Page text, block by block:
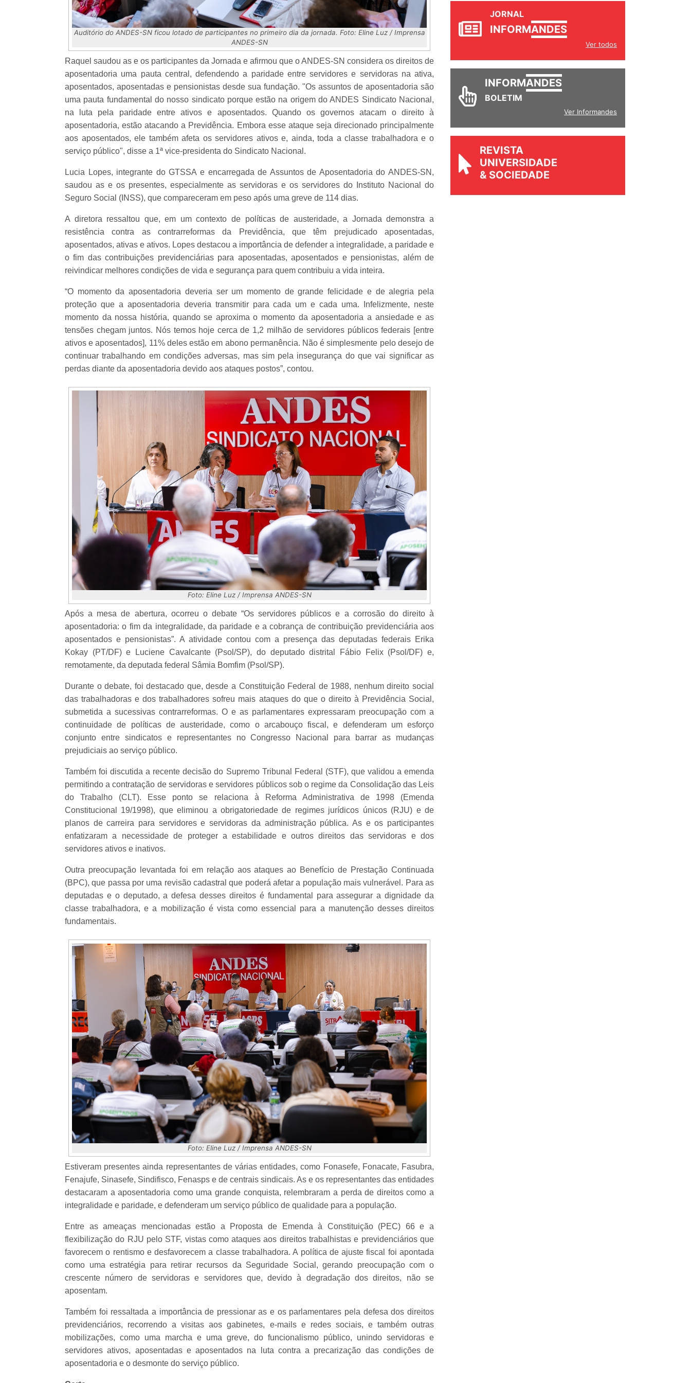
Auditório do ANDES-SN ficou lotado de participantes no primeiro dia da jornada. Foto: Eline Luz / Imprensa
ANDES-SN
Raquel saudou as e os participantes da Jornada e afirmou que o ANDES-SN considera os direitos de
aposentadoria uma pauta central, defendendo a paridade entre servidores e servidoras na ativa,
aposentados, aposentadas e pensionistas desde sua fundação. "Os assuntos de aposentadoria são
uma pauta fundamental do nosso sindicato porque estão na origem do ANDES Sindicato Nacional,
na luta pela paridade entre ativos e aposentados. Quando os governos atacam o direito à
aposentadoria, estão atacando a Previdência. Embora esse ataque seja direcionado principalmente
aos aposentados, ele também afeta os servidores ativos e, ainda, toda a classe trabalhadora e o
serviço público", disse a 1ª vice-presidenta do Sindicato Nacional.
Lucia Lopes, integrante do GTSSA e encarregada de Assuntos de Aposentadoria do ANDES-SN,
saudou as e os presentes, especialmente as servidoras e os servidores do Instituto Nacional do
Seguro Social (INSS), que compareceram em peso após uma greve de 114 dias.
A diretora ressaltou que, em um contexto de políticas de austeridade, a Jornada demonstra a
resistência contra as contrarreformas da Previdência, que têm prejudicado aposentadas,
aposentados, ativas e ativos. Lopes destacou a importância de defender a integralidade, a paridade e
o fim das contribuições previdenciárias para aposentadas, aposentados e pensionistas, além de
reivindicar melhores condições de vida e segurança para quem contribuiu a vida inteira.
“O momento da aposentadoria deveria ser um momento de grande felicidade e de alegria pela
proteção que a aposentadoria deveria transmitir para cada um e cada uma. Infelizmente, neste
momento da nossa história, quando se aproxima o momento da aposentadoria a ansiedade e as
tensões chegam juntos. Nós temos hoje cerca de 1,2 milhão de servidores públicos federais [entre
ativos e aposentados], 11% deles estão em abono permanência. Não é simplesmente pelo desejo de
continuar trabalhando em condições adversas, mas sim pela insegurança do que vai significar as
perdas diante da aposentadoria devido aos ataques postos”, contou.
Foto: Eline Luz / Imprensa ANDES-SN
Após a mesa de abertura, ocorreu o debate “Os servidores públicos e a corrosão do direito à
aposentadoria: o fim da integralidade, da paridade e a cobrança de contribuição previdenciária aos
aposentados e pensionistas”. A atividade contou com a presença das deputadas federais Erika
Kokay (PT/DF) e Luciene Cavalcante (Psol/SP), do deputado distrital Fábio Felix (Psol/DF) e,
remotamente, da deputada federal Sâmia Bomfim (Psol/SP).
Durante o debate, foi destacado que, desde a Constituição Federal de 1988, nenhum direito social
das trabalhadoras e dos trabalhadores sofreu mais ataques do que o direito à Previdência Social,
submetida a sucessivas contrarreformas. O e as parlamentares expressaram preocupação com a
continuidade de políticas de austeridade, como o arcabouço fiscal, e defenderam um esforço
conjunto entre sindicatos e representantes no Congresso Nacional para barrar as mudanças
prejudiciais ao serviço público.
Também foi discutida a recente decisão do Supremo Tribunal Federal (STF), que validou a emenda
permitindo a contratação de servidoras e servidores públicos sob o regime da Consolidação das Leis
do Trabalho (CLT). Esse ponto se relaciona à Reforma Administrativa de 1998 (Emenda
Constitucional 19/1998), que eliminou a obrigatoriedade de regimes jurídicos únicos (RJU) e de
planos de carreira para servidores e servidoras da administração pública. As e os participantes
enfatizaram a necessidade de proteger a estabilidade e outros direitos das servidoras e dos
servidores ativos e inativos.
Outra preocupação levantada foi em relação aos ataques ao Benefício de Prestação Continuada
(BPC), que passa por uma revisão cadastral que poderá afetar a população mais vulnerável. Para as
deputadas e o deputado, a defesa desses direitos é fundamental para assegurar a dignidade da
classe trabalhadora, e a mobilização é vista como essencial para a manutenção desses direitos
fundamentais.
Foto: Eline Luz / Imprensa ANDES-SN
Estiveram presentes ainda representantes de várias entidades, como Fonasefe, Fonacate, Fasubra,
Fenajufe, Sinasefe, Sindifisco, Fenasps e de centrais sindicais. As e os representantes das entidades
destacaram a aposentadoria como uma grande conquista, relembraram a perda de direitos como a
integralidade e paridade, e defenderam um serviço público de qualidade para a população.
Entre as ameaças mencionadas estão a Proposta de Emenda à Constituição (PEC) 66 e a
flexibilização do RJU pelo STF, vistas como ataques aos direitos trabalhistas e previdenciários que
favorecem o rentismo e desfavorecem a classe trabalhadora. A política de ajuste fiscal foi apontada
como uma estratégia para retirar recursos da Seguridade Social, gerando preocupação com o
crescente número de servidoras e servidores que, devido à degradação dos direitos, não se
aposentam.
Também foi ressaltada a importância de pressionar as e os parlamentares pela defesa dos direitos
previdenciários, recorrendo a visitas aos gabinetes, e-mails e redes sociais, e também outras
mobilizações, como uma marcha e uma greve, do funcionalismo público, unindo servidoras e
servidores ativos, aposentadas e aposentados na luta contra a precarização das condições de
aposentadoria e o desmonte do serviço público.
JORNAL
Ver todos
INFORM
Ver Informandes
REVISTA
UNIVERSIDADE